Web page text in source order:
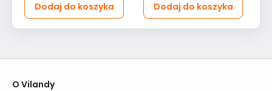
Dodaj do koszyka Dodaj do koszyka
O Vilandy